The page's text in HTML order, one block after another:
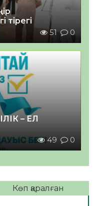
тірегі
51 0
– ЕЛ
49 0
Көп қаралған